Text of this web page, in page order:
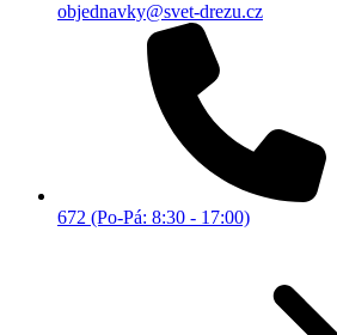
objednavky@svet-drezu.cz
672 (Po-Pá: 8:30 - 17:00)